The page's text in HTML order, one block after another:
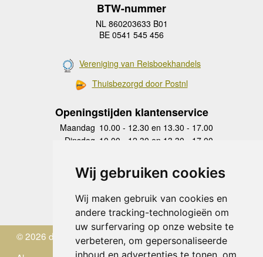
Wij gebruiken cookies
Wij maken gebruik van cookies en
andere tracking-technologieën om
uw surfervaring op onze website te
verbeteren, om gepersonaliseerde
inhoud en advertenties te tonen, om
BTW-nummer
NL 860203633 B01
BE 0541 545 456
Vereniging van Reisboekhandels
Thuisbezorgd door Postnl
Openingstijden klantenservice
Maandag 10.00 - 12.30 en 13.30 - 17.00
Dinsdag 10.00 - 12.30 en 13.30 - 17.00
Donderdag
10.00 - 12.30 en 13.30 - 17.00
Vrijdag 10.00 - 12.30 en 13.30 - 17.00
Zaterdag
gesloten
Zondag gesloten
© 2026 de Zwerver